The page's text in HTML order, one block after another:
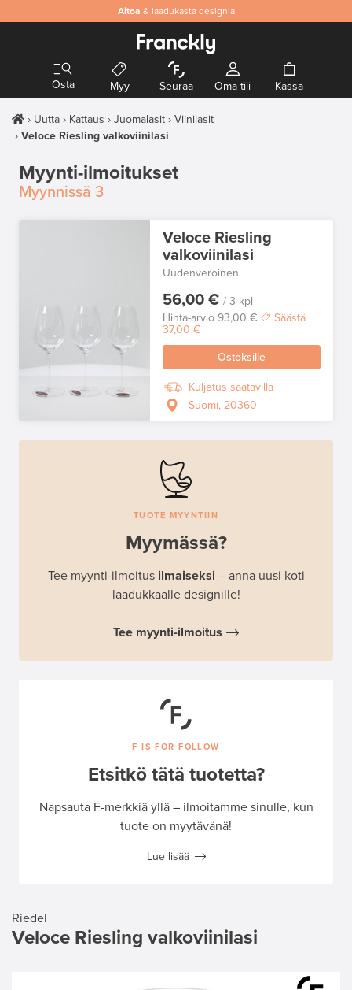
Aitoa & laadukasta designia
Osta Myy Seuraa Oma tili Kassa
Uutta Kattaus Juomalasit
Viinilasit
Veloce Riesling valkoviinilasi
Riedel
Veloce Riesling valkoviinilasi
Myynti-ilmoitukset
Myynnissä 3
Veloce Riesling
valkoviinilasi
Uudenveroinen
56,00 € / 3 kpl
Hinta-arvio 93,00 €
Säästä
37,00 €
Ostoksille
Kuljetus saatavilla
Suomi, 20360
TUOTE MYYNTIIN
Myymässä?
Tee myynti-ilmoitus ilmaiseksi – anna uusi koti
laadukkaalle designille!
Tee myynti-ilmoitus
F IS FOR FOLLOW
Etsitkö tätä tuotetta?
Napsauta F-merkkiä yllä – ilmoitamme sinulle, kun
tuote on myytävänä!
Lue lisää